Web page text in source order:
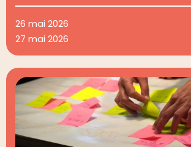
26 mai 2026
27 mai 2026